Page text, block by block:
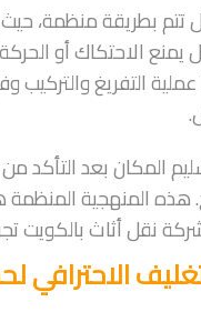
تتم بطريقة منظمة، حيث
الاحتكاك أو
عملية التفريغ
المكان بعد
المنهجية المنظمة
نقل أثاث بالكويت
الاحترافي